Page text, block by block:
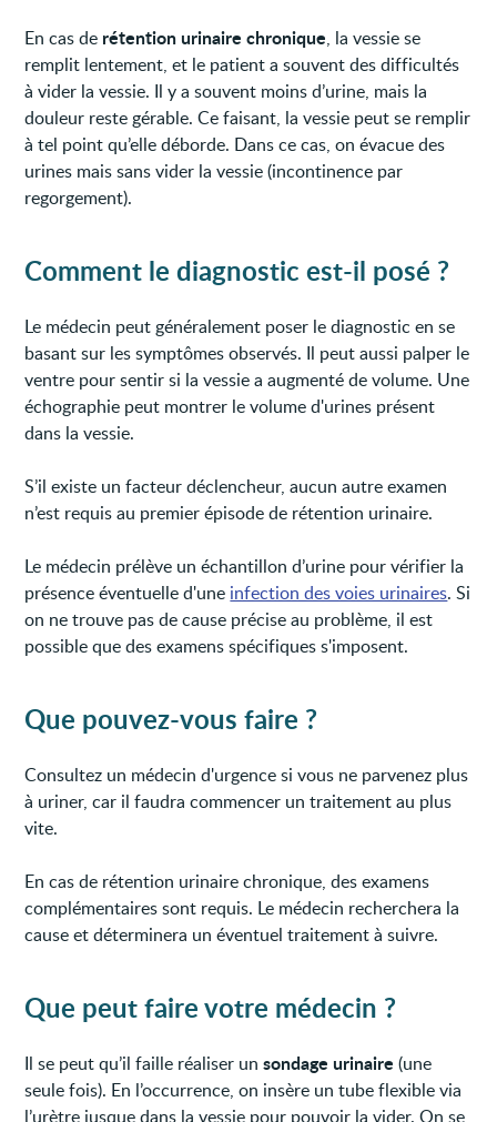
En cas de rétention urinaire chronique, la vessie se
remplit lentement, et le patient a souvent des difficultés
à vider la vessie. Il y a souvent moins d’urine, mais la
douleur reste gérable. Ce faisant, la vessie peut se remplir
à tel point qu’elle déborde. Dans ce cas, on évacue des
urines mais sans vider la vessie (incontinence par
regorgement).
Comment le diagnostic est-il posé ?
Le médecin peut généralement poser le diagnostic en se
basant sur les symptômes observés. Il peut aussi palper le
ventre pour sentir si la vessie a augmenté de volume. Une
échographie peut montrer le volume d'urines présent
dans la vessie.
S’il existe un facteur déclencheur, aucun autre examen
n’est requis au premier épisode de rétention urinaire.
Le médecin prélève un échantillon d’urine pour vérifier la
présence éventuelle d'une infection des voies urinaires. Si
on ne trouve pas de cause précise au problème, il est
possible que des examens spécifiques s'imposent.
Que pouvez-vous faire ?
Consultez un médecin d'urgence si vous ne parvenez plus
à uriner, car il faudra commencer un traitement au plus
vite.
En cas de rétention urinaire chronique, des examens
complémentaires sont requis. Le médecin recherchera la
cause et déterminera un éventuel traitement à suivre.
Que peut faire votre médecin ?
Il se peut qu’il faille réaliser unsondage urinaire (une
seule fois). En l’occurrence, on insère un tube flexible via
l’urètre jusque dans la vessie pour pouvoir la vider. On se